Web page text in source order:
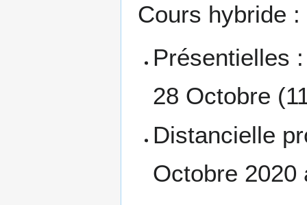
Cours hybride :
Présentielles
28 Octobre
Distancielle
Octobre 2020